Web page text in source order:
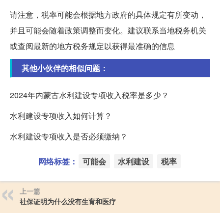
请注意，税率可能会根据地方政府的具体规定有所变动，
并且可能会随着政策调整而变化。建议联系当地税务机关
或查阅最新的地方税务规定以获得最准确的信息
其他小伙伴的相似问题：
2024年内蒙古水利建设专项收入税率是多少？
水利建设专项收入如何计算？
水利建设专项收入是否必须缴纳？
网络标签： 可能会 水利建设 税率
上一篇
社保证明为什么没有生育和医疗